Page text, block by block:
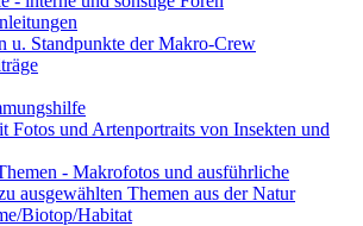
u. Standpunkte der Makro-Crew
Fotos und Artenportraits von Insekten und
- Makrofotos und ausführliche
ausgewählten Themen aus der Natur
Biotop/Habitat